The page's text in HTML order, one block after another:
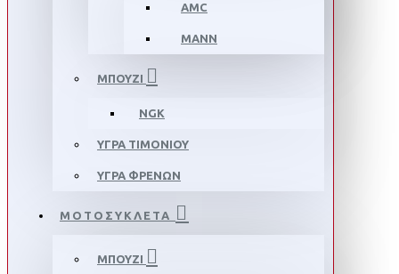
AMC
MANN
ΜΠΟΥΖΙ
NGK
ΥΓΡΑ ΤΙΜΟΝΙΟΥ
ΥΓΡΑ ΦΡΕΝΩΝ
ΜΟΤΟΣΥΚΛΕΤΑ
ΜΠΟΥΖΙ